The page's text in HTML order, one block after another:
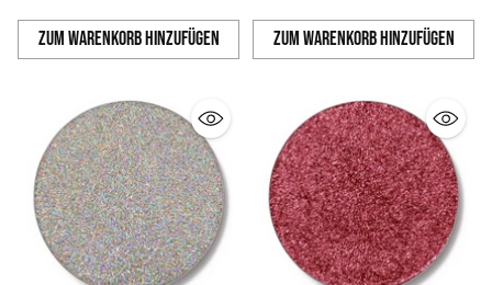
Zum Warenkorb hinzufügen
Anzahl
Zum Warenkorb hinzufügen
Anzahl